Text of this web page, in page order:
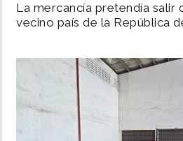
POLÍTICA
DEPORTES
La mercancía pretendía salir
vecino país de la República